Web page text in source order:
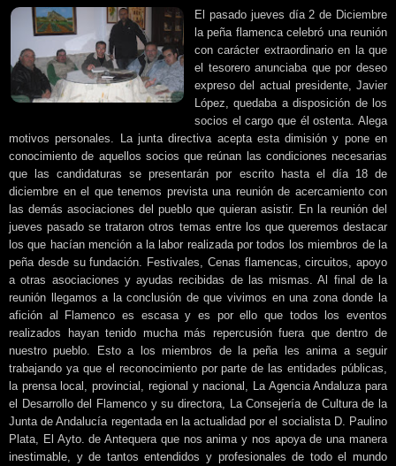
El pasado jueves día 2 de Diciembre
la peña flamenca celebró una reunión
con carácter extraordinario en la que
el tesorero anunciaba que por deseo
expreso del actual presidente, Javier
López, quedaba a disposición de los
socios el cargo que él ostenta. Alega
motivos personales. La junta directiva acepta esta dimisión y pone en
conocimiento de aquellos socios que reúnan las condiciones necesarias
que las candidaturas se presentarán por escrito hasta el día 18 de
diciembre en el que tenemos prevista una reunión de acercamiento con
las demás asociaciones del pueblo que quieran asistir. En la reunión del
jueves pasado se trataron otros temas entre los que queremos destacar
los que hacían mención a la labor realizada por todos los miembros de la
peña desde su fundación. Festivales, Cenas flamencas, circuitos, apoyo
a otras asociaciones y ayudas recibidas de las mismas. Al final de la
reunión llegamos a la conclusión de que vivimos en una zona donde la
afición al Flamenco es escasa y es por ello que todos los eventos
realizados hayan tenido mucha más repercusión fuera que dentro de
nuestro pueblo. Esto a los miembros de la peña les anima a seguir
trabajando ya que el reconocimiento por parte de las entidades públicas,
la prensa local, provincial, regional y nacional, La Agencia Andaluza para
el Desarrollo del Flamenco y su directora, La Consejería de Cultura de la
Junta de Andalucía regentada en la actualidad por el socialista D. Paulino
Plata, El Ayto. de Antequera que nos anima y nos apoya de una manera
inestimable, y de tantos entendidos y profesionales de todo el mundo